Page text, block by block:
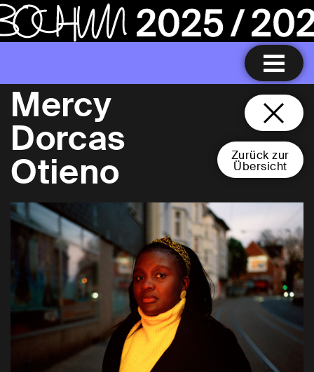
Zurück zur
Übersicht
Mercy
Dorcas
Otieno